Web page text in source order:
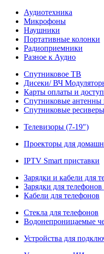
Аудиотехника
Микрофоны
Наушники
Портативные колонки
Радиоприемники
Разное к Аудио
Спутниковое ТВ
Дисеки/ ВЧ
Карты оплаты и
Спутниковые антенны
Спутниковые
Телевизоры (7-19")
Проекторы для
IPTV Smart приставки
Зарядки и кабели для
Зарядки для
Кабели для телефонов
Стекла для телефонов
Водонепроницаемые
Устройства для